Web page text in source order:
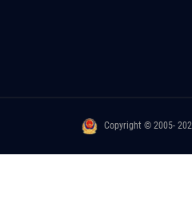
Copyright © 2005-